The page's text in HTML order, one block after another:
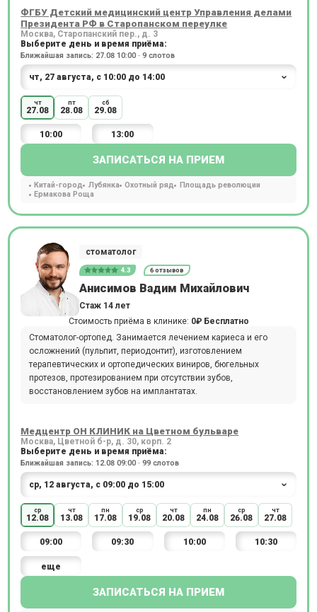
ФГБУ Детский медицинский центр Управления делами
Президента РФ в Старопанском переулке
Москва, Старопанский пер., д. 3
Выберите день и время приёма:
Ближайшая запись: 27.08 10:00 · 9 слотов
чт
27.08
пт
28.08
сб
29.08
10:00 13:00
ЗАПИСАТЬСЯ НА ПРИЕМ
Китай-город Лубянка Охотный ряд
Площадь революции
Ермакова Роща
стоматолог
4.3 6 отзывов
Анисимов Вадим Михайлович
Стаж 14 лет
Стоимость приёма в клинике: 0₽ Бесплатно
Стоматолог-ортопед. Занимается лечением кариеса и его
осложнений (пульпит, периодонтит), изготовлением
терапевтических и ортопедических виниров, бюгельных
протезов, протезированием при отсутствии зубов,
восстановлением зубов на имплантатах.
Медцентр ОН КЛИНИК на Цветном бульваре
Москва, Цветной б-р, д. 30, корп. 2
Выберите день и время приёма:
Ближайшая запись: 12.08 09:00 · 99 слотов
ср
12.08
чт
13.08
пн
17.08
ср
19.08
чт
20.08
пн
24.08
ср
26.08
чт
27.08
09:00 09:30 10:00 10:30
еще
ЗАПИСАТЬСЯ НА ПРИЕМ